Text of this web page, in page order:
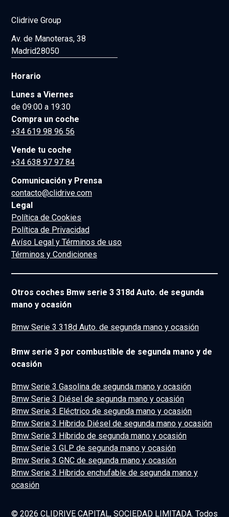
Clidrive Group
Av. de Manoteras, 38
Madrid28050
Horario
Lunes a Viernes
de 09:00 a 19:30
Compra un coche
+34 619 98 96 56
Vende tu coche
+34 638 97 97 84
Comunicación y Prensa
contacto@clidrive.com
Legal
Política de Cookies
Política de Privacidad
Avíso Legal y Términos de uso
Términos y Condiciones
Otros coches Bmw serie 3 318d Auto. de segunda
mano y ocasión
Bmw Serie 3 318d Auto. de segunda mano y ocasión
Bmw serie 3 por combustible de segunda mano y de
ocasión
Bmw Serie 3 Gasolina de segunda mano y ocasión
Bmw Serie 3 Diésel de segunda mano y ocasión
Bmw Serie 3 Eléctrico de segunda mano y ocasión
Bmw Serie 3 Híbrido Diésel de segunda mano y ocasión
Bmw Serie 3 Híbrido de segunda mano y ocasión
Bmw Serie 3 GLP de segunda mano y ocasión
Bmw Serie 3 GNC de segunda mano y ocasión
Bmw Serie 3 Híbrido enchufable de segunda mano y
ocasión
© 2026 CLIDRIVE CAPITAL, SOCIEDAD LIMITADA. Todos